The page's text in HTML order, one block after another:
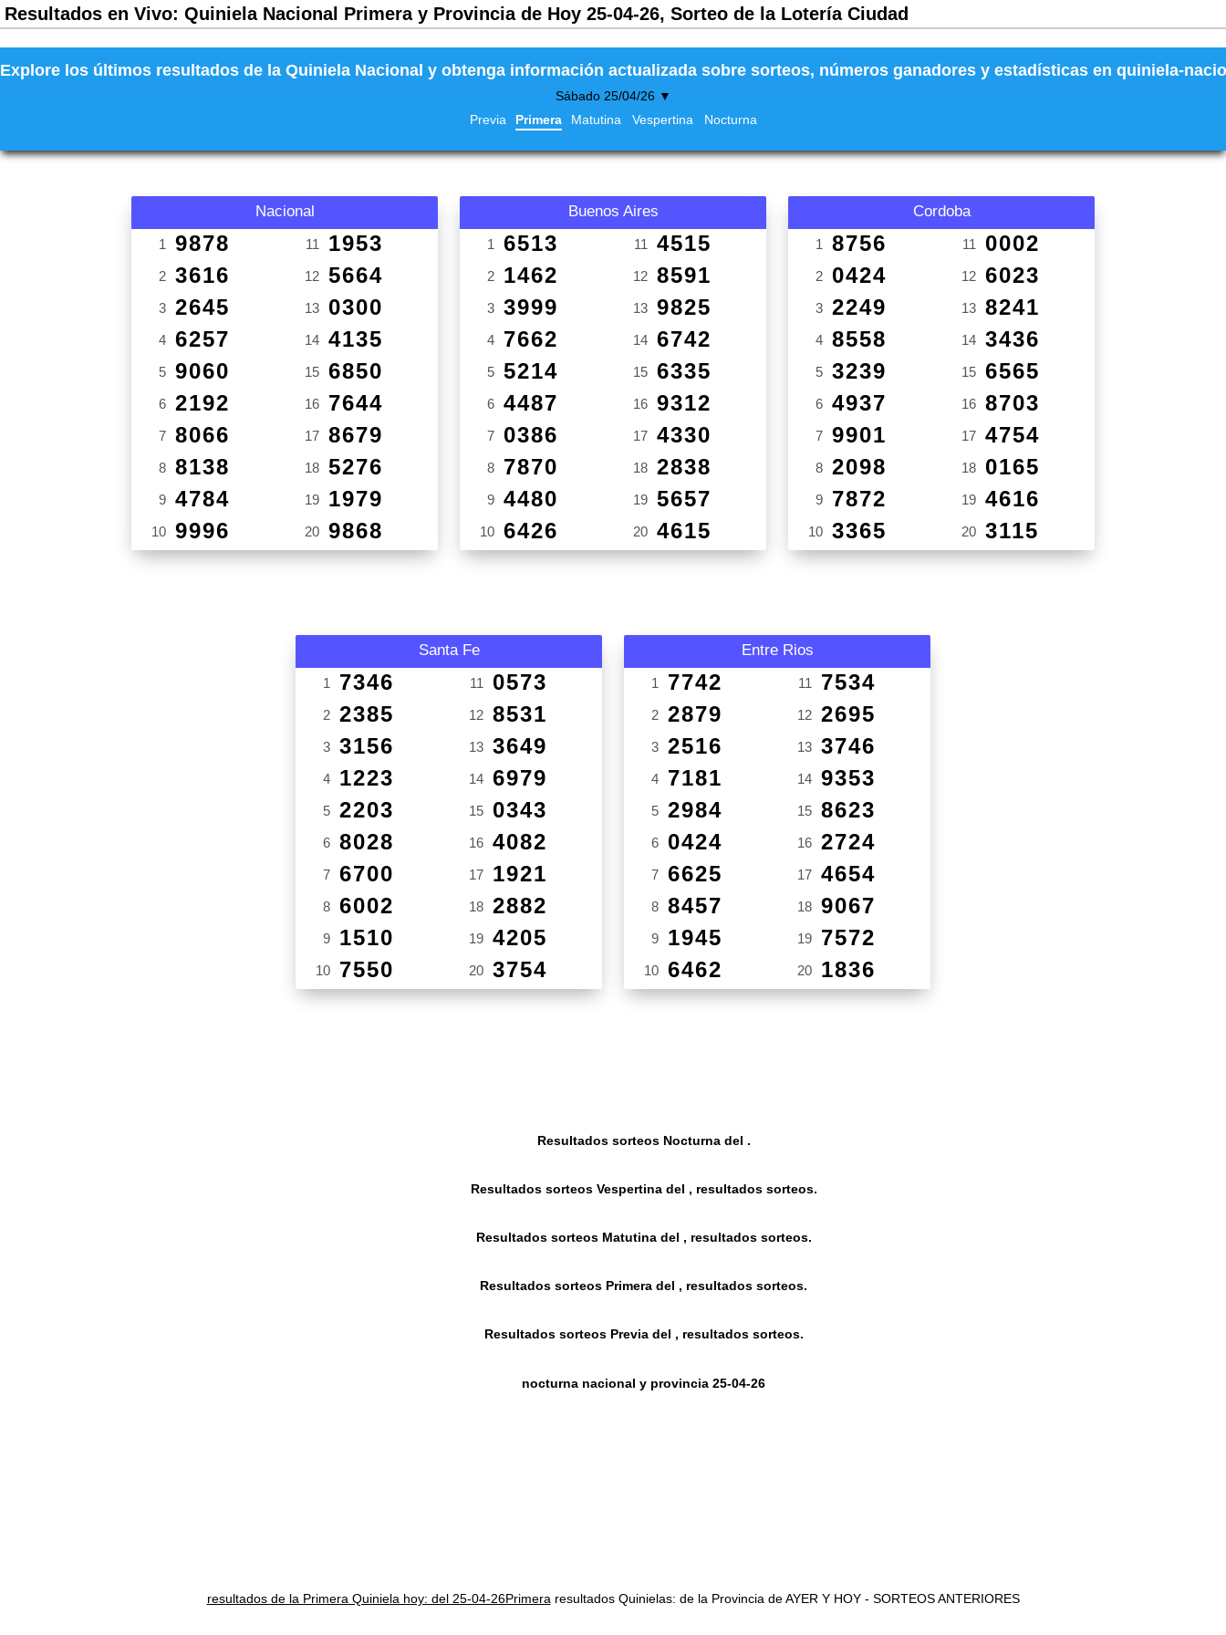
Resultados en Vivo: Quiniela Nacional Primera y Provincia de Hoy 25-04-26, Sorteo de la Lotería Ciudad
Explore los últimos resultados de la Quiniela Nacional y obtenga información actualizada sobre sorteos, números ganadores y estadísticas en quiniela-
Sábado 25/04/26 ▼
Previa
Primera Matutina Vespertina Nocturna
Nacional
1 9878
2 3616
3 2645
4 6257
5 9060
6 2192
7 8066
8 8138
9 4784
10 9996
11 1953
12 5664
13 0300
14 4135
15 6850
16 7644
17 8679
18 5276
19 1979
20 9868
Buenos Aires
1 6513
2 1462
3 3999
4 7662
5 5214
6 4487
7 0386
8 7870
9 4480
10 6426
11 4515
12 8591
13 9825
14 6742
15 6335
16 9312
17 4330
18 2838
19 5657
20 4615
Cordoba
1 8756
2 0424
3 2249
4 8558
5 3239
6 4937
7 9901
8 2098
9 7872
10 3365
11 0002
12 6023
13 8241
14 3436
15 6565
16 8703
17 4754
18 0165
19 4616
20 3115
Santa Fe
1 7346
2 2385
3 3156
4 1223
5 2203
6 8028
7 6700
8 6002
9 1510
10 7550
11 0573
12 8531
13 3649
14 6979
15 0343
16 4082
17 1921
18 2882
19 4205
20 3754
Entre Rios
1 7742
2 2879
3 2516
4 7181
5 2984
6 0424
7 6625
8 8457
9 1945
10 6462
11 7534
12 2695
13 3746
14 9353
15 8623
16 2724
17 4654
18 9067
19 7572
20 1836
Resultados sorteos Nocturna del .
Resultados sorteos Vespertina del , resultados sorteos.
Resultados sorteos Matutina del , resultados sorteos.
Resultados sorteos Primera del , resultados sorteos.
Resultados sorteos Previa del , resultados sorteos.
nocturna nacional y provincia 25-04-26
resultados de la Primera Quiniela hoy: del 25-04-26Primera resultados Quinielas: de la Provincia de AYER Y HOY - SORTEOS ANTERIORES